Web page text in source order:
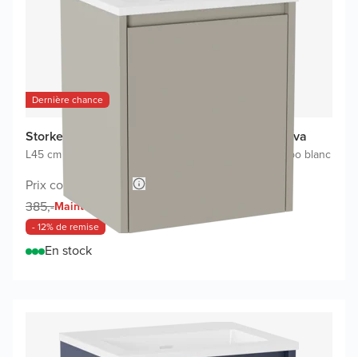
Dernière chance
Storke Seda meuble salle bains avec lavabo Diva
L45 cm x P35 cm Lavabo blanc
Prix conseillé 700,-
385,-Maintenant
- 12% de remise
En stock